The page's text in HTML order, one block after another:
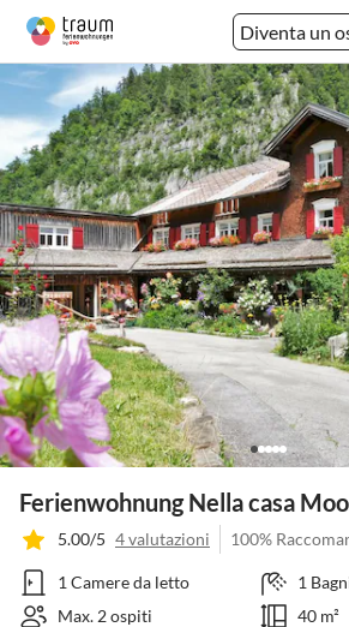
Diventa un
Ferienwohnung Nella casa
5.00/5 4 valutazioni 100%
1 Camere da letto
1
Max. 2 ospiti
40 m²